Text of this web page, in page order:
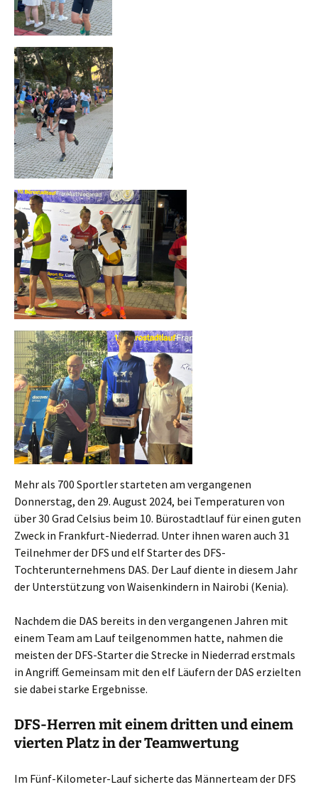
Mehr als 700 Sportler starteten am vergangenen
Donnerstag, den 29. August 2024, bei Temperaturen von
über 30 Grad Celsius beim 10. Bürostadtlauf für einen guten
Zweck in Frankfurt-Niederrad. Unter ihnen waren auch 31
Teilnehmer der DFS und elf Starter des DFS-
Tochterunternehmens DAS. Der Lauf diente in diesem Jahr
der Unterstützung von Waisenkindern in Nairobi (Kenia).
Nachdem die DAS bereits in den vergangenen Jahren mit
einem Team am Lauf teilgenommen hatte, nahmen die
meisten der DFS-Starter die Strecke in Niederrad erstmals
in Angriff. Gemeinsam mit den elf Läufern der DAS erzielten
sie dabei starke Ergebnisse.
DFS-Herren mit einem dritten und einem
vierten Platz in der Teamwertung
Im Fünf-Kilometer-Lauf sicherte das Männerteam der DFS